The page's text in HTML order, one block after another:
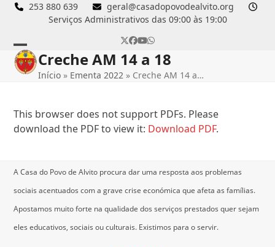
Skip
253 880 639
geral@casadopovodealvito.org
Serviços Administrativos das 09:00 às 19:00
Twitter
Facebook
YouTube
Whatsapp
Open
mobile
Close
mobile
Creche AM 14 a 18
Início » Ementa 2022 » Creche AM 14 a…
This browser does not support PDFs. Please
download the PDF to view it: Download PDF.
A Casa do Povo de Alvito procura dar uma resposta aos problemas
sociais acentuados com a grave crise económica que afeta as famílias.
Apostamos muito forte na qualidade dos serviços prestados quer sejam
eles educativos, sociais ou culturais. Existimos para o servir.